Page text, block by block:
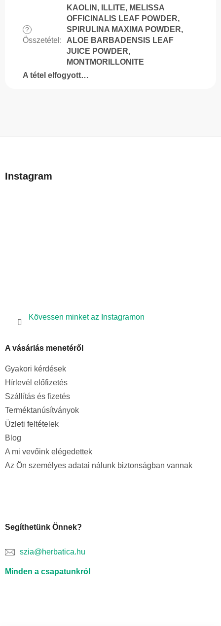
?
Összetétel :
KAOLIN, ILLITE, MELISSA
OFFICINALIS LEAF POWDER,
SPIRULINA MAXIMA POWDER,
ALOE BARBADENSIS LEAF
JUICE POWDER,
MONTMORILLONITE
A tétel elfogyott…
bInstagram
Kövessen minket az Instagramon
A vásárlás menetéről
Gyakori kérdések
Hírlevél előfizetés
Szállítás és fizetés
Terméktanúsítványok
Üzleti feltételek
Blog
A mi vevőink elégedettek
Az Ön személyes adatai nálunk biztonságban vannak
Segíthetünk Önnek?
szia@herbatica.hu
Minden a csapatunkról